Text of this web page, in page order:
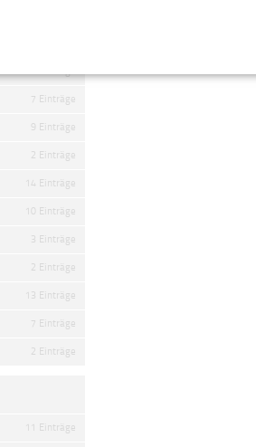
7 Einträge
9 Einträge
2 Einträge
14 Einträge
10 Einträge
3 Einträge
2 Einträge
13 Einträge
7 Einträge
2 Einträge
11 Einträge